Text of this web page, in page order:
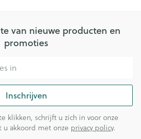
van nieuwe producten en
promoties
Inschrijven
klikken, schrijft u zich in voor onze
u akkoord met onze privacy policy.